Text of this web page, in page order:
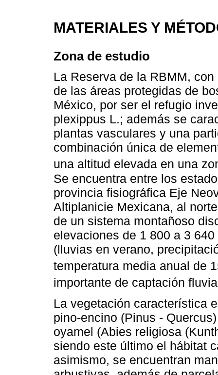
MATERIALES Y
Zona de estudio
La Reserva de la RBMM,
de las áreas protegidas de
México, por ser el refugio
plexippus L.; además se
plantas vasculares y una
combinación única de
una altitud elevada en una
Se encuentra entre los
provincia fisiográfica Eje
Altiplanicie Mexicana, al
de un sistema montañoso
elevaciones de 1 800 a 3
(lluvias en verano,
temperatura media anual de
importante de captación
La vegetación característica
pino-encino (Pinus -
oyamel (Abies religiosa
siendo este último el hábitat
asimismo, se encuentran